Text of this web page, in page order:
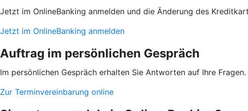
Jetzt im OnlineBanking anmelden und die Änderung des
Jetzt im OnlineBanking anmelden
Auftrag im persönlichen Gespräch
Im persönlichen Gespräch erhalten Sie Antworten auf Ihre
Zur Terminvereinbarung online